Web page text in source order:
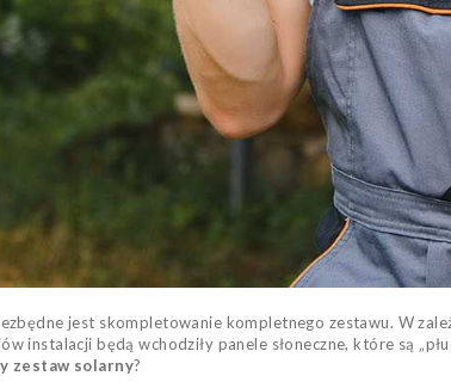
jest skompletowanie kompletnego zestawu. W
instalacji będą wchodziły panele słoneczne, które są
zestaw solarny?